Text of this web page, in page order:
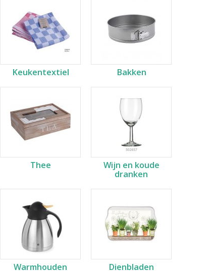
Keukentextiel Bakken
Thee
Wijn en koude
dranken
Warmhouden Dienbladen